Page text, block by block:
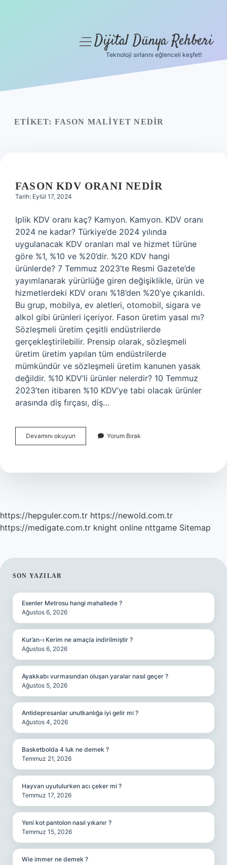
Yasal Uyarı
menüyüDijital Dünya Rehberi
Teknoloji sırlarını eğlenceli keşfet!
ETIKET: FASON MALIYET NEDIR
FASON KDV ORANI NEDIR
Tarih: Eylül 17, 2024
Iplik KDV oranı kaç? Kamyon. Kamyon. KDV oranı
2024 ne kadar? Türkiye’de 2024 yılında
uygulanacak KDV oranları mal ve hizmet türüne
göre %1, %10 ve %20’dir. %20 KDV hangi
ürünlerde? 7 Temmuz 2023’te Resmi Gazete’de
yayımlanarak yürürlüğe giren değişiklikle, ürün ve
hizmetlerdeki KDV oranı %18’den %20’ye çıkarıldı.
Bu grup, mobilya, ev aletleri, otomobil, sigara ve
alkol gibi ürünleri içeriyor. Fason üretim yasal mı?
Sözleşmeli üretim çeşitli endüstrilerde
gerçekleştirilebilir. Prensip olarak, sözleşmeli
üretim üretim yapılan tüm endüstrilerde
mümkündür ve sözleşmeli üretim kanunen yasak
değildir. %10 KDV’li ürünler nelerdir? 10 Temmuz
2023’ten itibaren %10 KDV’ye tabi olacak ürünler
arasında diş fırçası, diş…
Devamını okuyun
Kdv
Yorum Bırak
https://hepguler.com.tr https://newold.com.tr
https://medigate.com.tr knight online nttgame Sitemap
SIDEBAR
SON YAZILAR
Esenler Metrosu hangi mahallede ?
Ağustos 6, 2026
Kur’an-ı Kerim ne amaçla indirilmiştir ?
Ağustos 6, 2026
Ayakkabı vurmasından oluşan yaralar nasıl geçer ?
Ağustos 5, 2026
Antidepresanlar unutkanlığa iyi gelir mi ?
Ağustos 4, 2026
Basketbolda 4 luk ne demek ?
Temmuz 21, 2026
Hayvan uyutulurken acı çeker mi ?
Temmuz 17, 2026
Yeni kot pantolon nasıl yıkanır ?
Temmuz 15, 2026
Wie immer ne demek ?